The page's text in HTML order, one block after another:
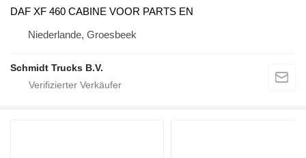
DAF XF 460 CABINE VOOR PARTS EN
Niederlande, Groesbeek
Schmidt Trucks B.V.